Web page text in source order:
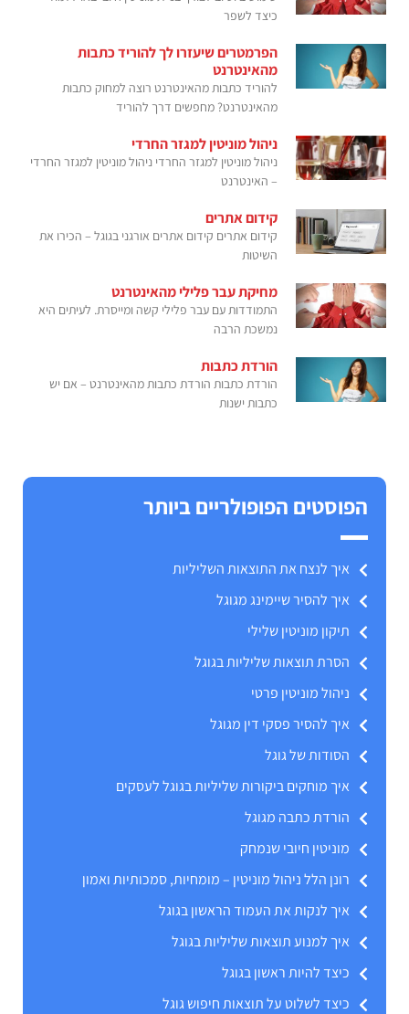
כיצד לשפר
הפרמטרים שיעזרו לך להוריד כתבות
מהאינטרנט
להוריד כתבות מהאינטרנט רוצה למחוק כתבות
מהאינטרנט? מחפשים דרך להוריד
ניהול מוניטין למגזר החרדי
ניהול מוניטין למגזר החרדי ניהול מוניטין למגזר החרדי
– האינטרנט
קידום אתרים
קידום אתרים קידום אתרים אורגני בגוגל – הכירו את
השיטות
מחיקת עבר פלילי מהאינטרנט
התמודדות עם עבר פלילי קשה ומייסרת. לעיתים היא
נמשכת הרבה
הורדת כתבות
הורדת כתבות הורדת כתבות מהאינטרנט – אם יש
כתבות ישנות
הפוסטים הפופולריים ביותר
איך לנצח את התוצאות השליליות
איך להסיר שיימינג מגוגל
תיקון מוניטין שלילי
הסרת תוצאות שליליות בגוגל
ניהול מוניטין פרטי
איך להסיר פסקי דין מגוגל
הסודות של גוגל
איך מוחקים ביקורות שליליות בגוגל לעסקים
הורדת כתבה מגוגל
מוניטין חיובי שנמחק
רונן הלל ניהול מוניטין – מומחיות, סמכותיות ואמון
איך לנקות את העמוד הראשון בגוגל
איך למנוע תוצאות שליליות בגוגל
כיצד להיות ראשון בגוגל
כיצד לשלוט על תוצאות חיפוש גוגל